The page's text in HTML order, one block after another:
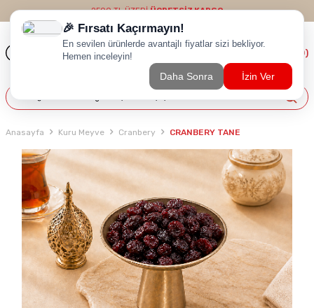
2500 TL ÜZERİÜCRETSİZ KARGO
0)
Anasayfa Kuru Meyve Cranbery CRANBERY TANE